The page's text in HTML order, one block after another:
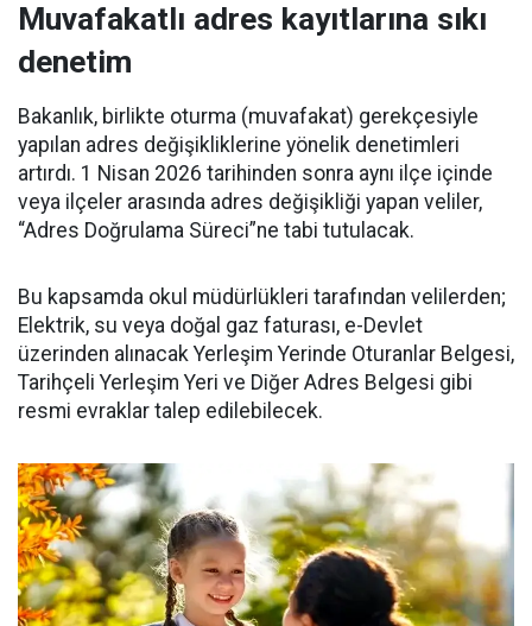
Muvafakatlı adres kayıtlarına sıkı
denetim
Bakanlık, birlikte oturma (muvafakat) gerekçesiyle
yapılan adres değişikliklerine yönelik denetimleri
artırdı. 1 Nisan 2026 tarihinden sonra aynı ilçe içinde
veya ilçeler arasında adres değişikliği yapan veliler,
“Adres Doğrulama Süreci”ne tabi tutulacak.
Bu kapsamda okul müdürlükleri tarafından velilerden;
Elektrik, su veya doğal gaz faturası, e-Devlet
üzerinden alınacak Yerleşim Yerinde Oturanlar Belgesi,
Tarihçeli Yerleşim Yeri ve Diğer Adres Belgesi gibi
resmi evraklar talep edilebilecek.